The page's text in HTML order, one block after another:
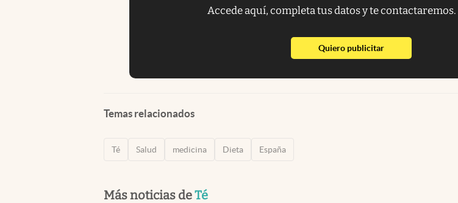
Accede aquí, completa tus datos y te contactaremos.
Quiero publicitarabre en nueva
Temas relacionados
Té Salud medicina Dieta España
Más noticias deTé